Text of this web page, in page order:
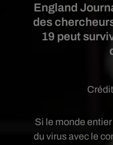
England
des
19 peut
Si le monde
du virus avec le